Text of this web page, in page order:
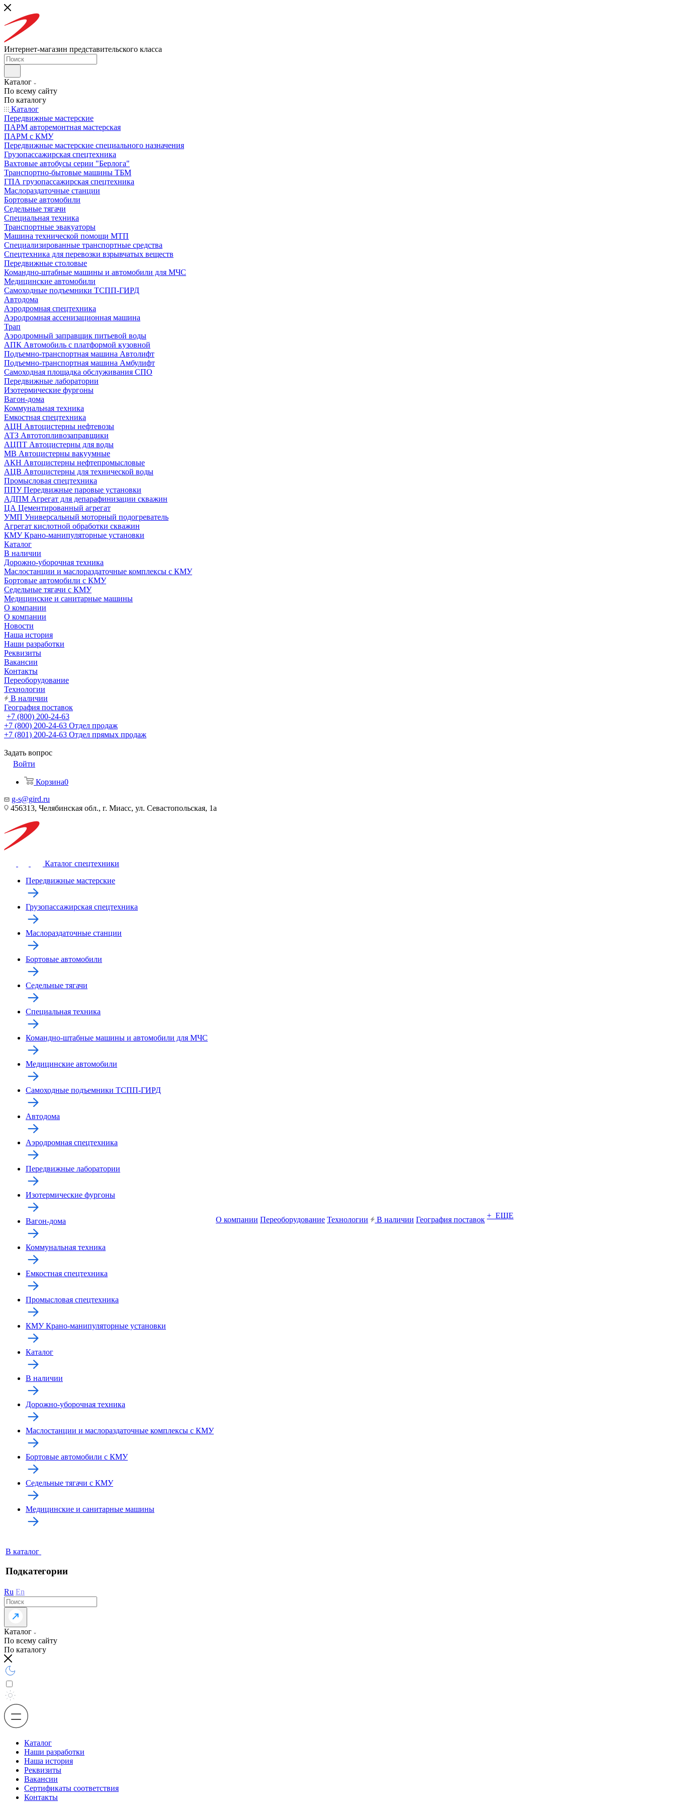
Интернет-магазин представительского класса
Каталог
По всему сайту
По каталогу
Каталог
Передвижные мастерские
ПАРМ авторемонтная мастерская
ПАРМ с КМУ
Передвижные мастерские специального назначения
Грузопассажирская спецтехника
Вахтовые автобусы серии "Берлога"
Транспортно-бытовые машины ТБМ
ГПА грузопассажирская спецтехника
Маслораздаточные станции
Бортовые автомобили
Седельные тягачи
Специальная техника
Транспортные эвакуаторы
Машина технической помощи МТП
Специализированные транспортные средства
Спецтехника для перевозки взрывчатых веществ
Передвижные столовые
Командно-штабные машины и автомобили для МЧС
Медицинские автомобили
Самоходные подъемники ТСПП-ГИРД
Автодома
Аэродромная спецтехника
Аэродромная ассенизационная машина
Трап
Аэродромный заправщик питьевой воды
АПК Автомобиль с платформой кузовной
Подъемно-транспортная машина Автолифт
Подъемно-транспортная машина Амбулифт
Самоходная площадка обслуживания СПО
Передвижные лаборатории
Изотермические фургоны
Вагон-дома
Коммунальная техника
Емкостная спецтехника
АЦН Автоцистерны нефтевозы
АТЗ Автотопливозаправщики
АЦПТ Автоцистерны для воды
МВ Автоцистерны вакуумные
АКН Автоцистерны нефтепромысловые
АЦВ Автоцистерны для технической воды
Промысловая спецтехника
ППУ Передвижные паровые установки
АДПМ Агрегат для депарафинизации скважин
ЦА Цементированный агрегат
УМП Универсальный моторный подогреватель
Агрегат кислотной обработки скважин
КМУ Крано-манипуляторные установки
Каталог
В наличии
Дорожно-уборочная техника
Маслостанции и маслораздаточные комплексы с КМУ
Бортовые автомобили с КМУ
Седельные тягачи с КМУ
Медицинские и санитарные машины
О компании
О компании
Новости
Наша история
Наши разработки
Реквизиты
Вакансии
Контакты
Переоборудование
Технологии
В наличии
География поставок
+7 (800) 200-24-63
+7 (800) 200-24-63 Отдел продаж
+7 (801) 200-24-63 Отдел прямых продаж
Задать вопрос
Войти
Корзина0
g-s@gird.ru
456313, Челябинская обл., г. Миасс, ул. Севастопольская, 1а
Каталог спецтехники
Передвижные мастерские
Грузопассажирская спецтехника
Маслораздаточные станции
Бортовые автомобили
Седельные тягачи
Специальная техника
Командно-штабные машины и автомобили для МЧС
Медицинские автомобили
Самоходные подъемники ТСПП-ГИРД
Автодома
Аэродромная спецтехника
Передвижные лаборатории
Изотермические фургоны
Вагон-дома
Коммунальная техника
Емкостная спецтехника
Промысловая спецтехника
КМУ Крано-манипуляторные установки
Каталог
В наличии
Дорожно-уборочная техника
Маслостанции и маслораздаточные комплексы с КМУ
Бортовые автомобили с КМУ
Седельные тягачи с КМУ
Медицинские и санитарные машины
В каталог
Подкатегории
О компании Переоборудование Технологии В наличии География поставок + ЕЩЕ
Ru En
Каталог
По всему сайту
По каталогу
Каталог
Наши разработки
Наша история
Реквизиты
Вакансии
Сертификаты соответствия
Контакты